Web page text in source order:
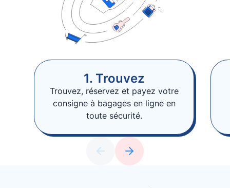
1. Trouvez
Trouvez, réservez et payez votre
consigne à bagages en ligne en
toute sécurité.